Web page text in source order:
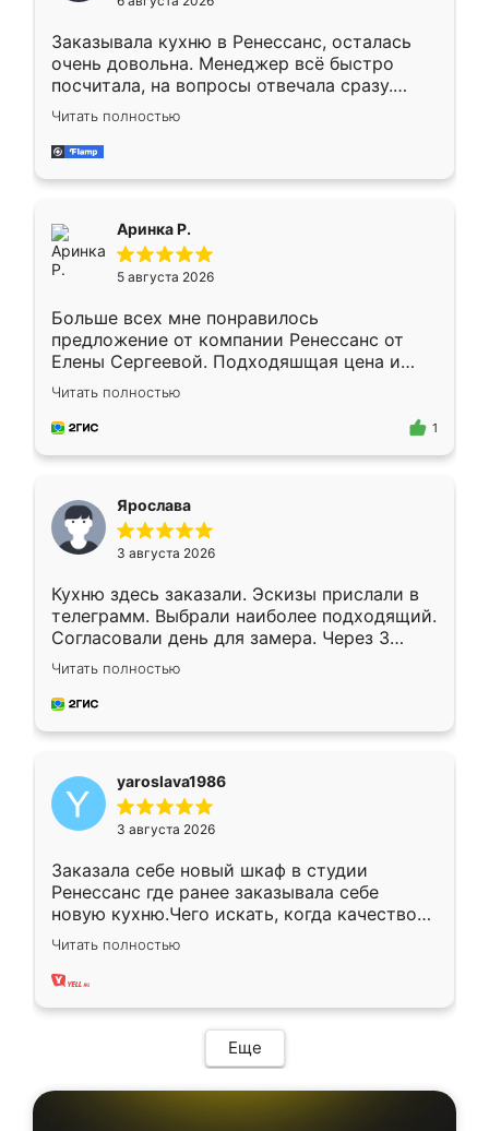
мебели буду заказывать только здесь.
Заказывала кухню в Ренессанс, осталась
очень довольна. Менеджер всё быстро
посчитала, на вопросы отвечала сразу.
Замерщик приехал в субботу, подошёл к
делу со всей ответственностью. Собрали
за день, ребята работали аккуратно, даже
Читать полностью
Аринка Р.
5 августа 2026
Больше всех мне понравилось
предложение от компании Ренессанс от
Елены Сергеевой. Подходяшщая цена и
короткие сроки изготовления. Приехавший
для замера сотрудник Владислав
предложил по моему эскизу самый
Читать полностью
1
Ярослава
3 августа 2026
Кухню здесь заказали. Эскизы прислали в
телеграмм. Выбрали наиболее подходящий.
Согласовали день для замера. Через 3
недели кухня была уже готова. Остались
довольны работой. Спасибо Ренессанс
мебель за качественную работу!
Читать полностью
yaroslava1986
3 августа 2026
Заказала себе новый шкаф в студии
Ренессанс где ранее заказывала себе
новую кухню.Чего искать, когда качеством
вполне довольна. Служит кухня уже почти
два года, нареканий нет.
Читать полностью
Еще